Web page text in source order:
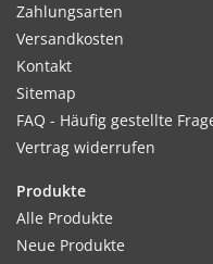
Standort:
Sonnige, warme Lage.
Erbsen sind
der Bodenvorbereitung
Ernte / Blüte:
Erste Ernte ca. 12–14
Pflücken sofort
Zahlungsarten
Versandkosten
Kontakt
Sitemap
FAQ - Häufig gestellte
Vertrag widerrufen
Produkte
Alle Produkte
Neue Produkte